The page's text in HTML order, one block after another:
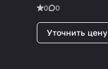
0 0
Уточнить цену